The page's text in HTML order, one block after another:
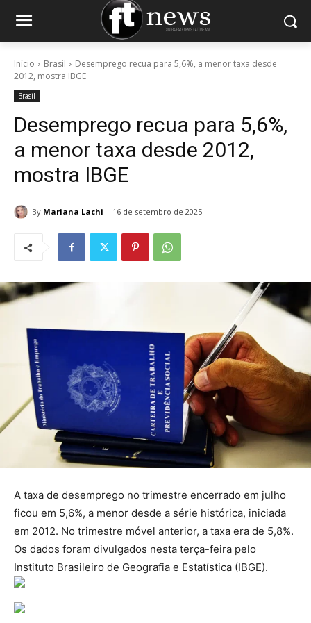
Início Brasil
Desemprego recua para 5,6%, a menor taxa desde
2012, mostra IBGE
Brasil
Desemprego recua para 5,6%,
a menor taxa desde 2012,
mostra IBGE
By Mariana Lachi 16 de setembro de 2025
A taxa de desemprego no trimestre encerrado em julho
ficou em 5,6%, a menor desde a série histórica, iniciada
em 2012. No trimestre móvel anterior, a taxa era de 5,8%.
Os dados foram divulgados nesta terça-feira pelo
Instituto Brasileiro de Geografia e Estatística (IBGE).